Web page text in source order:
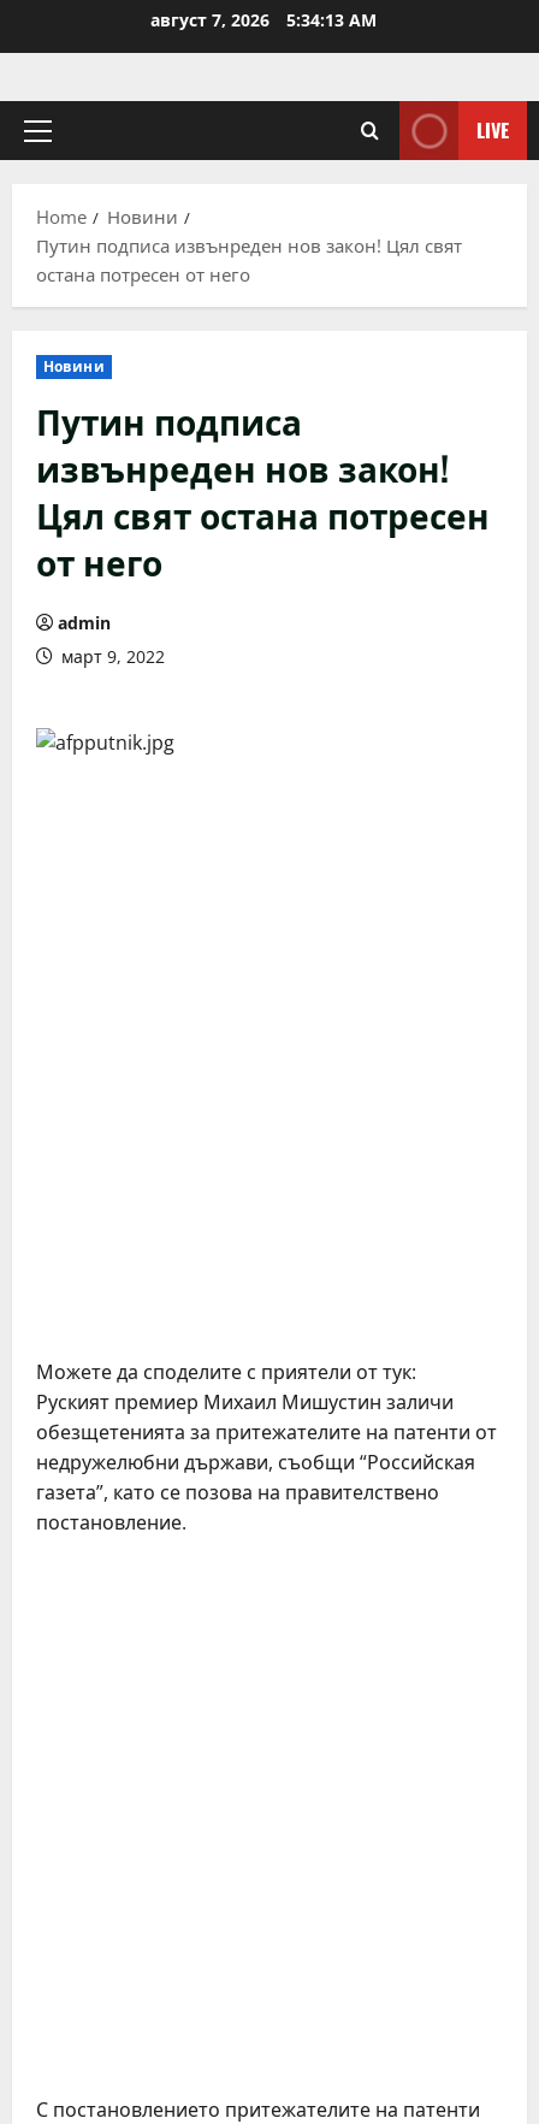
август 7, 2026 5:34:13 AM
Primary
LIVE
Home
Новини
Путин подписа извънреден нов закон! Цял свят
остана потресен от него
Новини
Путин подписа
извънреден нов закон!
Цял свят остана потресен
от него
admin
март 9, 2022
Можете да споделите с приятели от тук:
Руският премиер Михаил Мишустин заличи
обезщетенията за притежателите на патенти от
недружелюбни държави, съобщи “Российская
газета”, като се позова на правителствено
постановление.
С постановлението притежателите на патенти